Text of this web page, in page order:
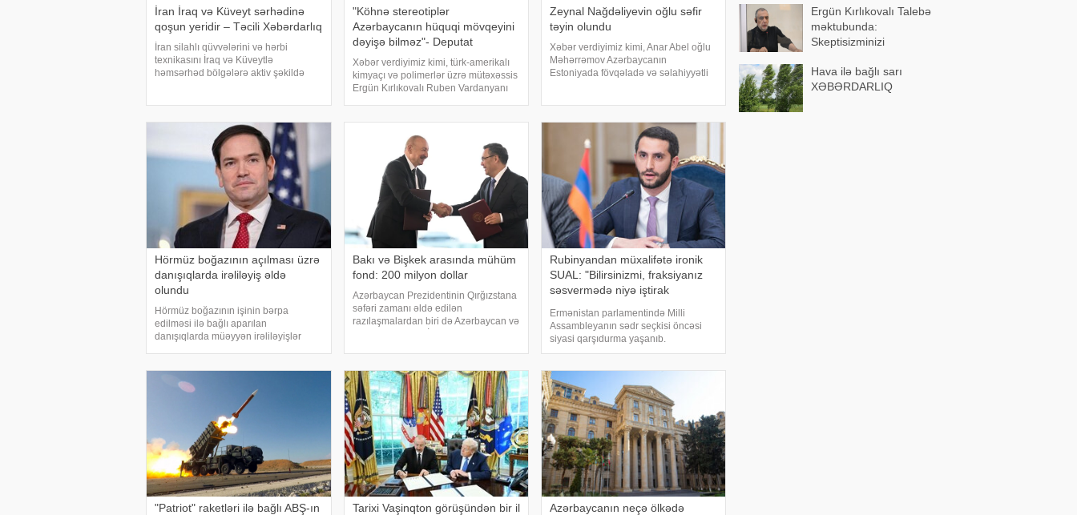
İran İraq və Küveyt sərhədinə
qoşun yeridir – Təcili Xəbərdarlıq
İran silahlı qüvvələrini və hərbi
texnikasını İraq və Küveytlə
həmsərhəd bölgələrə aktiv şəkildə
xəbər verir ki, yayıla
"Köhnə stereotiplər
Azərbaycanın hüquqi mövqeyini
dəyişə bilməz"- Deputat
Xəbər verdiyimiz kimi, türk-amerikalı
kimyaçı və polimerlər üzrə mütəxəssis
Ergün Kırlıkovalı Ruben Vardanyanı
Zeynal Nağdəliyevin oğlu səfir
təyin olundu
Xəbər verdiyimiz kimi, Anar Abel oğlu
Məhərrəmov Azərbaycanın
Estoniyada fövqəladə və səlahiyyətli
Estoniyada fövqəlad
Hörmüz boğazının açılması üzrə
danışıqlarda irəliləyiş əldə
olundu
Hörmüz boğazının işinin bərpa
edilməsi ilə bağlı aparılan
danışıqlarda müəyyən irəliləyişlər
açıqlama verib. xəbər verir ki
Bakı və Bişkek arasında mühüm
fond: 200 milyon dollar
Azərbaycan Prezidentinin Qırğızstana
səfəri zamanı əldə edilən
razılaşmalardan biri də Azərbaycan və
idi. Azərbayca
Rubinyandan müxalifətə ironik
SUAL: "Bilirsinizmi, fraksiyanız
səsvermədə niyə iştirak
Ermənistan parlamentində Milli
Assambleyanın sədr seçkisi öncəsi
siyasi qarşıdurma yaşanıb.
KONKRET.azxəbər verir ki,
sədrinin seçilməsi ilə bağlı keçiriləcək
qapalı səsverməd
"Patriot" raketləri ilə bağlı ABŞ-ın Tarixi Vaşinqton görüşündən bir il Azərbaycanın neçə ölkədə
Ergün Kırlıkovalı Talebə
məktubunda:
Skeptisizminizi
şəbəkəsinə yönəldinHava ilə bağlı sarı
XƏBƏRDARLIQ